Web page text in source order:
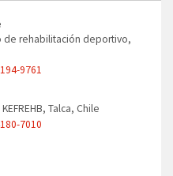
de rehabilitación deportivo,
9761
Talca, Chile
7010